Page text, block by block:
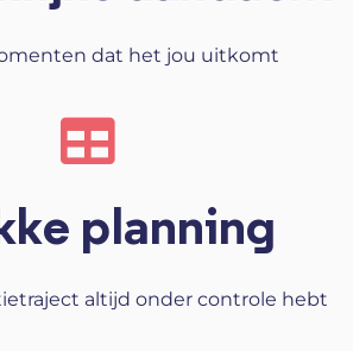
dat het jou uitkomt
planning
altijd onder controle hebt